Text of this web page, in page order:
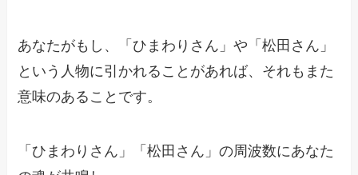
あなたがもし、「ひまわりさん」や「松田さん」
という人物に引かれることがあれば、それもまた
意味のあることです。
「ひまわりさん」「松田さん」の周波数にあなた